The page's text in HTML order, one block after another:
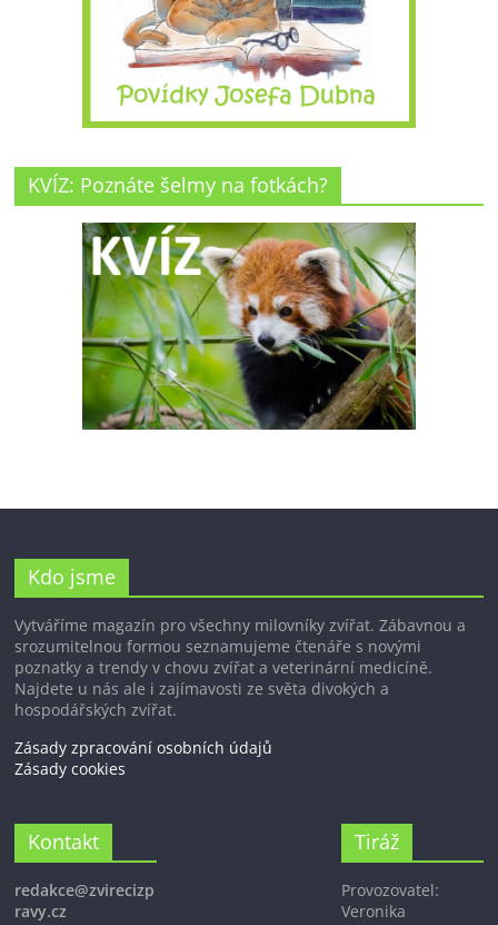
KVÍZ: Poznáte šelmy na fotkách?
Kdo jsme
Vytváříme magazín pro všechny milovníky zvířat. Zábavnou a
srozumitelnou formou seznamujeme čtenáře s novými
poznatky a trendy v chovu zvířat a veterinární medicíně.
Najdete u nás ale i zajímavosti ze světa divokých a
hospodářských zvířat.
Zásady zpracování osobních údajů
Zásady cookies
Kontakt
redakce@zvirecizp
ravy.cz
Tiráž
Provozovatel:
Veronika